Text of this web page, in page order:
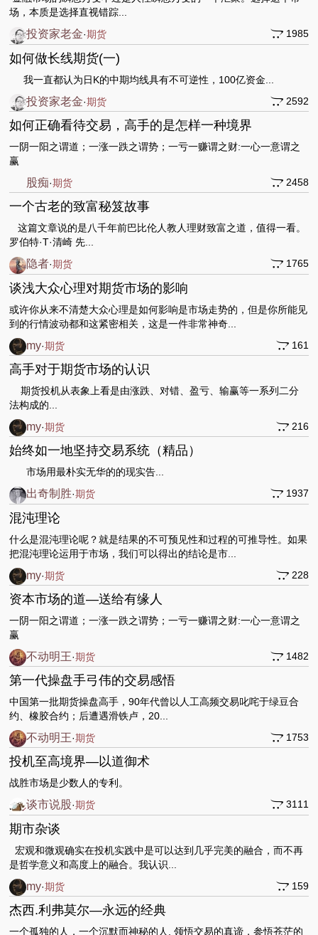
场，本质是选择直视错踪...
投资家老金·期货 1985
如何做长线期货(一)
我一直都认为日K的中期均线具有不可逆性，100亿资金...
投资家老金·期货 2592
如何正确看待交易，高手的是怎样一种境界
一阴一阳之谓道；一涨一跌之谓势；一亏一赚谓之财:一心一意谓之
赢
股痴·期货 2458
一个古老的致富秘笈故事
这篇文章说的是八千年前巴比伦人教人理财致富之道，值得一看。
罗伯特·T·清崎 先...
隐者·期货 1765
谈浅大众心理对期货市场的影响
或许你从来不清楚大众心理是如何影响是市场走势的，但是你所能见
到的行情波动都和这紧密相关，这是一件非常神奇...
my·期货 161
高手对于期货市场的认识
期货投机从表象上看是由涨跌、对错、盈亏、输赢等一系列二分
法构成的...
my·期货 216
始终如一地坚持交易系统（精品）
市场用最朴实无华的的现实告...
出奇制胜·期货 1937
混沌理论
什么是混沌理论呢？就是结果的不可预见性和过程的可推导性。如果
把混沌理论运用于市场，我们可以得出的结论是市...
my·期货 228
资本市场的道—送给有缘人
一阴一阳之谓道；一涨一跌之谓势；一亏一赚谓之财:一心一意谓之
赢
不动明王·期货 1482
第一代操盘手弓伟的交易感悟
中国第一批期货操盘高手，90年代曾以人工高频交易叱咤于绿豆合
约、橡胶合约；后遭遇滑铁卢，20...
不动明王·期货 1753
投机至高境界—以道御术
战胜市场是少数人的专利。
谈市说股·期货 3111
期市杂谈
宏观和微观确实在投机实践中是可以达到几乎完美的融合，而不再
是哲学意义和高度上的融合。我认识...
my·期货 159
杰西.利弗莫尔—永远的经典
一个孤独的人，一个沉默而神秘的人, 领悟交易的真谛，参悟苍茫的